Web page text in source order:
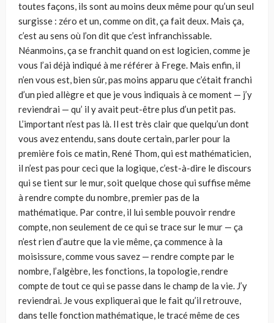
toutes façons, ils sont au moins deux même pour qu’un seul
surgisse : zéro et un, comme on dit, ça fait deux. Mais ça,
c’est au sens où l’on dit que c’est infranchissable.
Néanmoins, ça se franchit quand on est logicien, comme je
vous l’ai déjà indiqué à me référer à Frege. Mais enfin, il
n’en vous est, bien sûr, pas moins apparu que c’était franchi
d’un pied allègre et que je vous indiquais à ce moment — j’y
reviendrai — qu’ il y avait peut-être plus d’un petit pas.
L’important n’est pas là. Il est très clair que quelqu’un dont
vous avez entendu, sans doute certain, parler pour la
première fois ce matin, René Thom, qui est mathématicien,
il n’est pas pour ceci que la logique, c’est-à-dire le discours
qui se tient sur le mur, soit quelque chose qui suffise même
à rendre compte du nombre, premier pas de la
mathématique. Par contre, il lui semble pouvoir rendre
compte, non seulement de ce qui se trace sur le mur — ça
n’est rien d’autre que la vie même, ça commence à la
moisissure, comme vous savez — rendre compte par le
nombre, l’algèbre, les fonctions, la topologie, rendre
compte de tout ce qui se passe dans le champ de la vie. J’y
reviendrai. Je vous expliquerai que le fait qu’il retrouve,
dans telle fonction mathématique, le tracé même de ces